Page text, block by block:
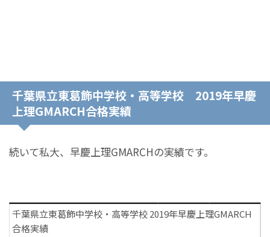
千葉県立東葛飾中学校・高等学校 2019年早慶
上理GMARCH合格実績
続いて私大、早慶上理GMARCHの実績です。
千葉県立東葛飾中学校・高等学校 2019年早慶上理GMARCH
合格実績